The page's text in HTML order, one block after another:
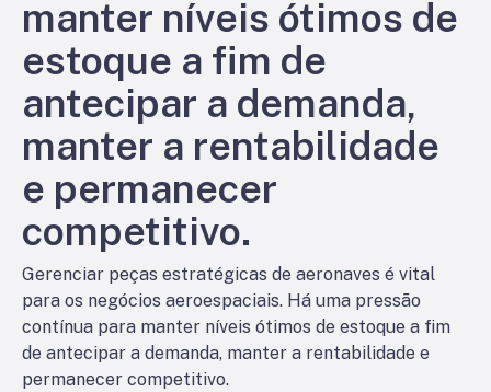
manter níveis ótimos de
estoque a fim de
antecipar a demanda,
manter a rentabilidade
e permanecer
competitivo.
Gerenciar peças estratégicas de aeronaves é vital
para os negócios aeroespaciais. Há uma pressão
contínua para manter níveis ótimos de estoque a fim
de antecipar a demanda, manter a rentabilidade e
permanecer competitivo.